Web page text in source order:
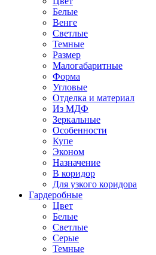
Белые
Венге
Светлые
Темные
Размер
Малогабаритные
Форма
Угловые
Отделка и материал
Из МДФ
Зеркальные
Особенности
Купе
Эконом
Назначение
В коридор
Для узкого коридора
Гардеробные
Цвет
Белые
Светлые
Серые
Темные